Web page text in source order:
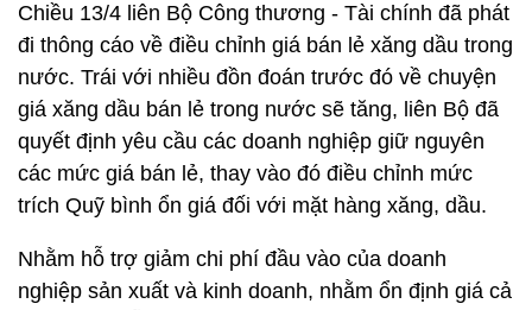
Chiều 13/4 liên Bộ Công thương - Tài chính đã phát
đi thông cáo về điều chỉnh giá bán lẻ xăng dầu trong
nước. Trái với nhiều đồn đoán trước đó về chuyện
giá xăng dầu bán lẻ trong nước sẽ tăng, liên Bộ đã
quyết định yêu cầu các doanh nghiệp giữ nguyên
các mức giá bán lẻ, thay vào đó điều chỉnh mức
trích Quỹ bình ổn giá đối với mặt hàng xăng, dầu.
Nhằm hỗ trợ giảm chi phí đầu vào của doanh
nghiệp sản xuất và kinh doanh, nhằm ổn định giá cả